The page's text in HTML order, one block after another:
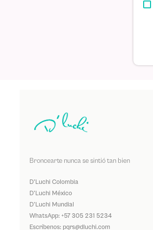
Broncearte nunca se sintió tan bien
D'Luchi Colombia
D'Luchi México
D'Luchi Mundial
WhatsApp: +57 305 231 5234
Escríbenos: pqrs@dluchi.com